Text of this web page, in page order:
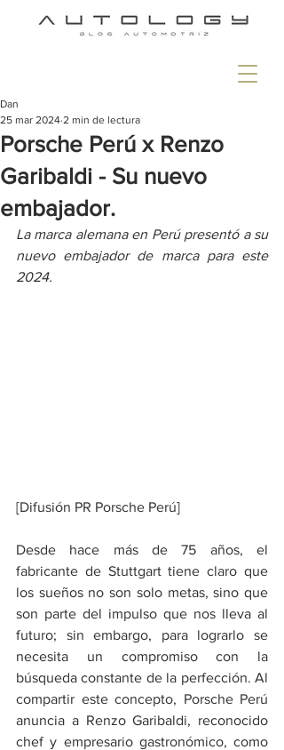
Porsche Perú x Renzo
Garibaldi - Su nuevo
embajador.
Dan
25 mar 2024 2 min de lectura
La marca alemana en Perú presentó a su
nuevo embajador de marca para este
2024.
[Difusión PR Porsche Perú]
Desde hace más de 75 años, el
fabricante de Stuttgart tiene claro que
los sueños no son solo metas, sino que
son parte del impulso que nos lleva al
futuro; sin embargo, para lograrlo se
necesita un compromiso con la
búsqueda constante de la perfección. Al
compartir este concepto, Porsche Perú
anuncia a Renzo Garibaldi, reconocido
chef y empresario gastronómico, como